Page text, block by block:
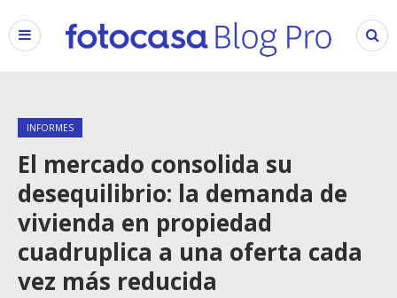
INFORMES
El mercado consolida su
desequilibrio: la demanda de
vivienda en propiedad
cuadruplica a una oferta cada
vez más reducida